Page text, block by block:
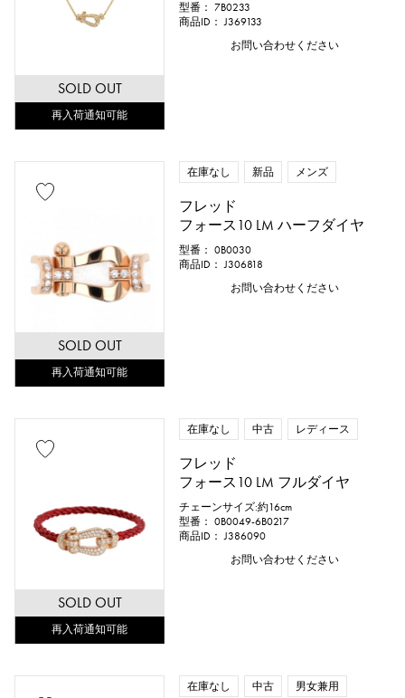
SOLD OUT
再入荷通知可能
型番： 7B0233
商品ID： J369133
お問い合わせください
SOLD OUT
再入荷通知可能
在庫なし 新品 メンズ
フレッド
フォース10 LM ハーフダイヤ
型番： 0B0030
商品ID： J306818
お問い合わせください
SOLD OUT
再入荷通知可能
在庫なし 中古 レディース
フレッド
フォース10 LM フルダイヤ
チェーンサイズ:約16cm
型番： 0B0049-6B0217
商品ID： J386090
お問い合わせください
在庫なし 中古 男女兼用